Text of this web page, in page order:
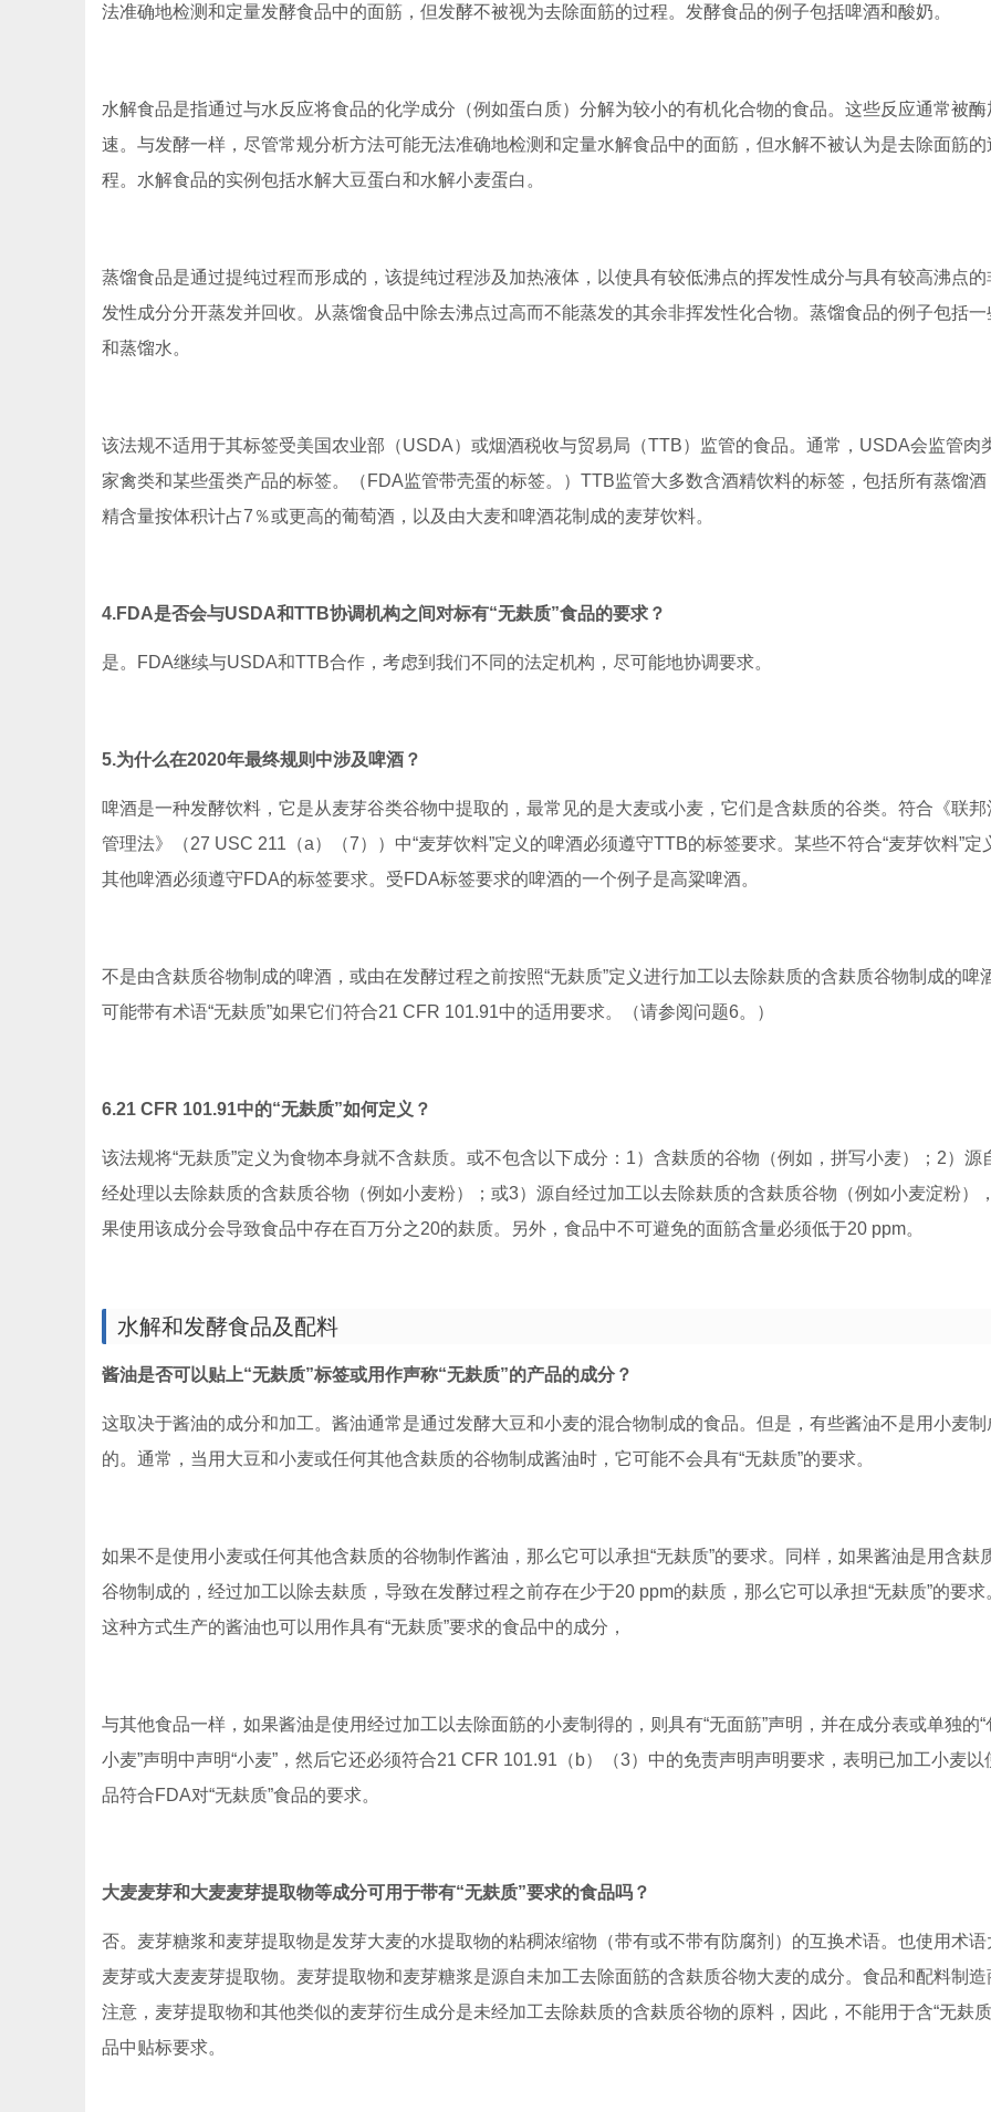
法准确地检测和定量发酵食品中的面筋，但发酵不被视为去除面筋的过程。发酵食品的例子包括啤酒和酸奶。
水解食品是指通过与水反应将食品的化学成分（例如蛋白质）分解为较小的有机化合物的食品。这些反应通常被酶
速。与发酵一样，尽管常规分析方法可能无法准确地检测和定量水解食品中的面筋，但水解不被认为是去除面筋的
程。水解食品的实例包括水解大豆蛋白和水解小麦蛋白。
蒸馏食品是通过提纯过程而形成的，该提纯过程涉及加热液体，以使具有较低沸点的挥发性成分与具有较高沸点的
发性成分分开蒸发并回收。从蒸馏食品中除去沸点过高而不能蒸发的其余非挥发性化合物。蒸馏食品的例子包括一
和蒸馏水。
该法规不适用于其标签受美国农业部（USDA）或烟酒税收与贸易局（TTB）监管的食品。通常，USDA会监管肉
家禽类和某些蛋类产品的标签。（FDA监管带壳蛋的标签。）TTB监管大多数含酒精饮料的标签，包括所有蒸馏酒
精含量按体积计占7％或更高的葡萄酒，以及由大麦和啤酒花制成的麦芽饮料。
4.FDA是否会与USDA和TTB协调机构之间对标有“无麸质”食品的要求？
是。FDA继续与USDA和TTB合作，考虑到我们不同的法定机构，尽可能地协调要求。
5.为什么在2020年最终规则中涉及啤酒？
啤酒是一种发酵饮料，它是从麦芽谷类谷物中提取的，最常见的是大麦或小麦，它们是含麸质的谷类。符合《联邦
管理法》（27 USC 211（a）（7））中“麦芽饮料”定义的啤酒必须遵守TTB的标签要求。某些不符合“麦芽饮料”定
其他啤酒必须遵守FDA的标签要求。受FDA标签要求的啤酒的一个例子是高粱啤酒。
不是由含麸质谷物制成的啤酒，或由在发酵过程之前按照“无麸质”定义进行加工以去除麸质的含麸质谷物制成的啤
可能带有术语“无麸质”如果它们符合21 CFR 101.91中的适用要求。（请参阅问题6。）
6.21 CFR 101.91中的“无麸质”如何定义？
该法规将“无麸质”定义为食物本身就不含麸质。或不包含以下成分：1）含麸质的谷物（例如，拼写小麦）；2）源
经处理以去除麸质的含麸质谷物（例如小麦粉）；或3）源自经过加工以去除麸质的含麸质谷物（例如小麦淀粉）
果使用该成分会导致食品中存在百万分之20的麸质。另外，食品中不可避免的面筋含量必须低于20 ppm。
水解和发酵食品及配料
酱油是否可以贴上“无麸质”标签或用作声称“无麸质”的产品的成分？
这取决于酱油的成分和加工。酱油通常是通过发酵大豆和小麦的混合物制成的食品。但是，有些酱油不是用小麦制
的。通常，当用大豆和小麦或任何其他含麸质的谷物制成酱油时，它可能不会具有“无麸质”的要求。
如果不是使用小麦或任何其他含麸质的谷物制作酱油，那么它可以承担“无麸质”的要求。同样，如果酱油是用含麸
谷物制成的，经过加工以除去麸质，导致在发酵过程之前存在少于20 ppm的麸质，那么它可以承担“无麸质”的要求
这种方式生产的酱油也可以用作具有“无麸质”要求的食品中的成分，
与其他食品一样，如果酱油是使用经过加工以去除面筋的小麦制得的，则具有“无面筋”声明，并在成分表或单独的“
小麦”声明中声明“小麦”，然后它还必须符合21 CFR 101.91（b）（3）中的免责声明声明要求，表明已加工小麦以
品符合FDA对“无麸质”食品的要求。
大麦麦芽和大麦麦芽提取物等成分可用于带有“无麸质”要求的食品吗？
否。麦芽糖浆和麦芽提取物是发芽大麦的水提取物的粘稠浓缩物（带有或不带有防腐剂）的互换术语。也使用术语
麦芽或大麦麦芽提取物。麦芽提取物和麦芽糖浆是源自未加工去除面筋的含麸质谷物大麦的成分。食品和配料制造
注意，麦芽提取物和其他类似的麦芽衍生成分是未经加工去除麸质的含麸质谷物的原料，因此，不能用于含“无麸质
品中贴标要求。